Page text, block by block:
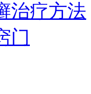
治疗方法
门